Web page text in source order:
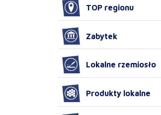
TOP regionu
Zabytek
Lokalne rzemiosło
Produkty lokalne